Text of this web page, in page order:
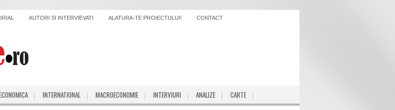
AUTORI SI INTERVIEVATI ALATURA-TE PROIECTULUI! CONTACT
INTERNATIONAL MACROECONOMIE INTERVIURI ANALIZE CARTE